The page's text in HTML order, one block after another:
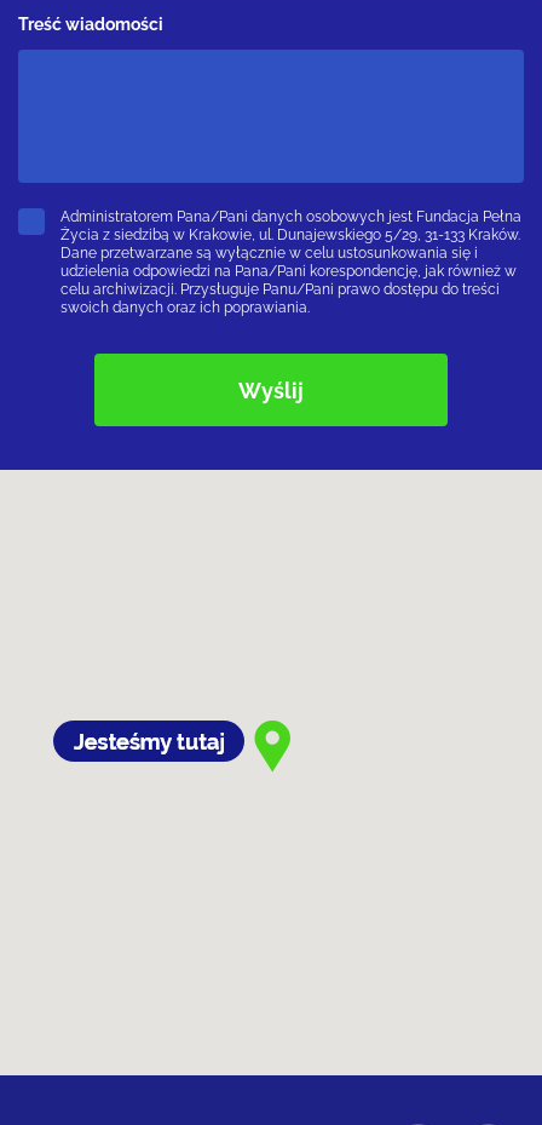
Treść wiadomości
Administratorem Pana/Pani danych osobowych jest Fundacja Pełna
Życia z siedzibą w Krakowie, ul. Dunajewskiego 5/29, 31-133 Kraków.
Dane przetwarzane są wyłącznie w celu ustosunkowania się i
udzielenia odpowiedzi na Pana/Pani korespondencję, jak również w
celu archiwizacji. Przysługuje Panu/Pani prawo dostępu do treści
swoich danych oraz ich poprawiania.